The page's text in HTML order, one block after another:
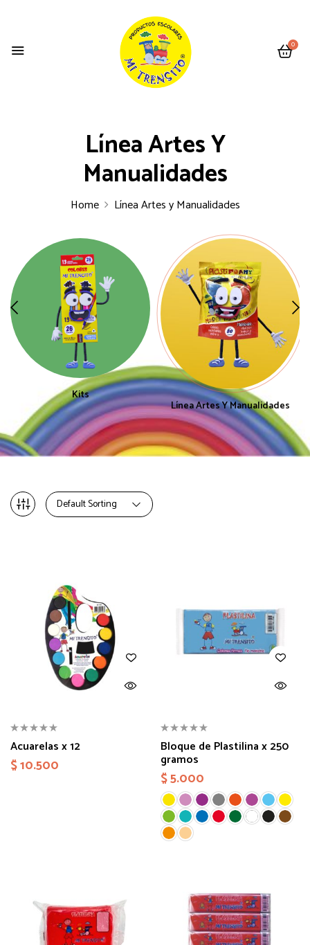
0
Línea Artes Y
Manualidades
Home Línea Artes y Manualidades
Kits
Línea Artes Y Manualidades
Default Sorting
Acuarelas x 12
$10.500
Bloque de Plastilina x 250
gramos
$5.000